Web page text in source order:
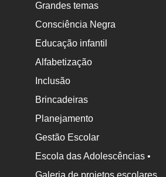
Grandes temas
Consciência Negra
Educação infantil
Alfabetização
Inclusão
Brincadeiras
Planejamento
Gestão Escolar
Escola das Adolescências •